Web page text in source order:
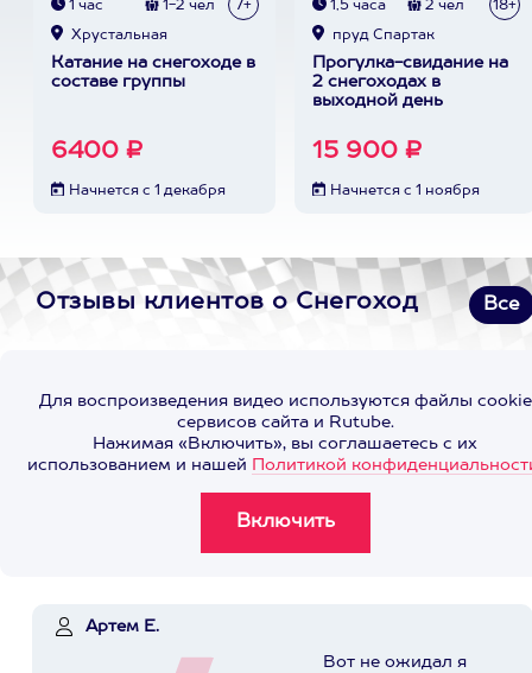
1 час 1-2 чел 7+
Хрустальная
Катание на снегоходе в
составе группы
6400 ₽
Начнется с 1 декабря
1,5 часа 2 чел 18+
пруд Спартак
Прогулка-свидание на
2 снегоходах в
выходной день
15 900 ₽
Начнется с 1 ноября
Отзывы клиентов о Снегоход Все
Для воспроизведения видео используются файлы cookie
сервисов сайта и Rutube.
Нажимая «Включить», вы соглашаетесь с их
использованием и нашей Политикой
Артем Е.
Вот не ожидал я